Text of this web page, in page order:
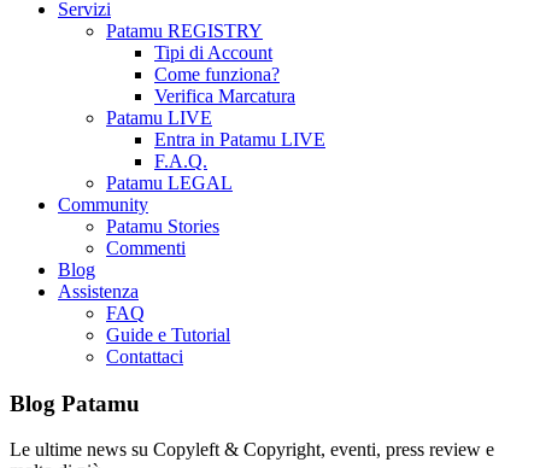
Servizi
Patamu REGISTRY
Tipi di Account
Come funziona?
Verifica Marcatura
Patamu LIVE
Entra in Patamu LIVE
F.A.Q.
Patamu LEGAL
Community
Patamu Stories
Commenti
Blog
Assistenza
FAQ
Guide e Tutorial
Contattaci
Blog Patamu
Le ultime news su Copyleft & Copyright, eventi, press review e